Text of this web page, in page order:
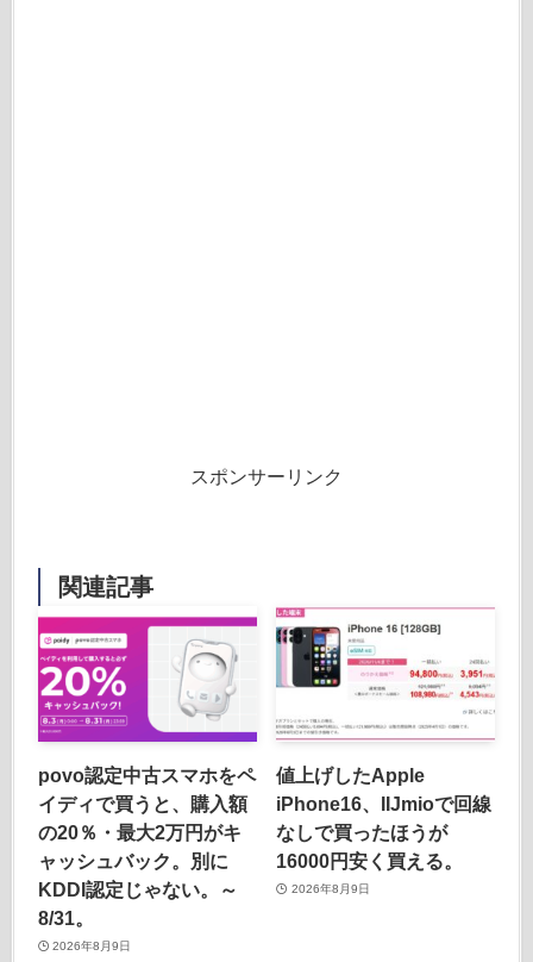
スポンサーリンク
関連記事
povo認定中古スマホをペ
イディで買うと、購入額
の20％・最大2万円がキ
ャッシュバック。別に
KDDI認定じゃない。～
8/31。
2026年8月9日
値上げしたApple
iPhone16、IIJmioで回線
なしで買ったほうが
16000円安く買える。
2026年8月9日